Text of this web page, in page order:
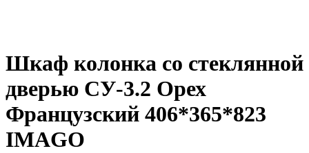
Шкаф колонка со стеклянной
дверью СУ-3.2 Орех
Французcкий 406*365*823
IMAGO